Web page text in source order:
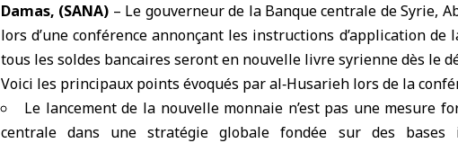
Damas, (SANA) – Le gouverneur de la Banque centrale de Syrie,
lors d’une conférence annonçant les instructions d’application
tous les soldes bancaires seront en nouvelle livre syrienne dès le
Voici les principaux points évoqués par al‑Husarieh lors de la
Le lancement de la nouvelle monnaie n’est pas une mesure
centrale dans une stratégie globale fondée sur des bases